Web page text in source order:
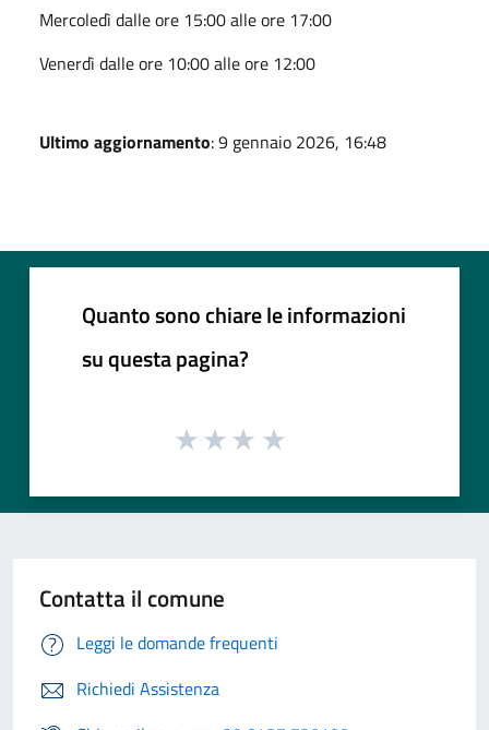
Mercoledì dalle ore 15:00 alle ore 17:00
Venerdì dalle ore 10:00 alle ore 12:00
Ultimo aggiornamento: 9 gennaio 2026, 16:48
Quanto sono chiare le informazioni
su questa pagina?
Contatta il comune
Leggi le domande frequenti
Richiedi Assistenza